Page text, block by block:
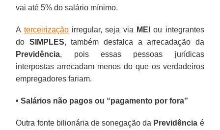
vai até 5% do salário mínimo.
A terceirizaçãoirregular, seja via MEI
ou integrantes
do SIMPLES, também desfalca a arrecadação da
Previdência, pois essas pessoas jurídicas
interpostas arrecadam menos do que os verdadeiros
empregadores fariam.
• Salários não pagos ou “pagamento por fora”
Outra fonte bilionária de sonegação da Previdência é